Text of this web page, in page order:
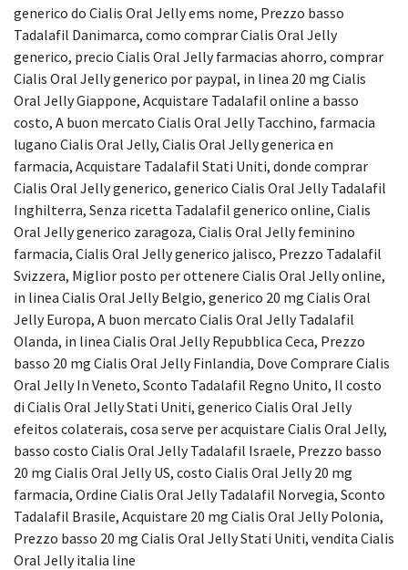
generico do Cialis Oral Jelly ems nome, Prezzo basso
Tadalafil Danimarca, como comprar Cialis Oral Jelly
generico, precio Cialis Oral Jelly farmacias ahorro, comprar
Cialis Oral Jelly generico por paypal, in linea 20 mg Cialis
Oral Jelly Giappone, Acquistare Tadalafil online a basso
costo, A buon mercato Cialis Oral Jelly Tacchino, farmacia
lugano Cialis Oral Jelly, Cialis Oral Jelly generica en
farmacia, Acquistare Tadalafil Stati Uniti, donde comprar
Cialis Oral Jelly generico, generico Cialis Oral Jelly Tadalafil
Inghilterra, Senza ricetta Tadalafil generico online, Cialis
Oral Jelly generico zaragoza, Cialis Oral Jelly feminino
farmacia, Cialis Oral Jelly generico jalisco, Prezzo Tadalafil
Svizzera, Miglior posto per ottenere Cialis Oral Jelly online,
in linea Cialis Oral Jelly Belgio, generico 20 mg Cialis Oral
Jelly Europa, A buon mercato Cialis Oral Jelly Tadalafil
Olanda, in linea Cialis Oral Jelly Repubblica Ceca, Prezzo
basso 20 mg Cialis Oral Jelly Finlandia, Dove Comprare Cialis
Oral Jelly In Veneto, Sconto Tadalafil Regno Unito, Il costo
di Cialis Oral Jelly Stati Uniti, generico Cialis Oral Jelly
efeitos colaterais, cosa serve per acquistare Cialis Oral Jelly,
basso costo Cialis Oral Jelly Tadalafil Israele, Prezzo basso
20 mg Cialis Oral Jelly US, costo Cialis Oral Jelly 20 mg
farmacia, Ordine Cialis Oral Jelly Tadalafil Norvegia, Sconto
Tadalafil Brasile, Acquistare 20 mg Cialis Oral Jelly Polonia,
Prezzo basso 20 mg Cialis Oral Jelly Stati Uniti, vendita Cialis
Oral Jelly italia line